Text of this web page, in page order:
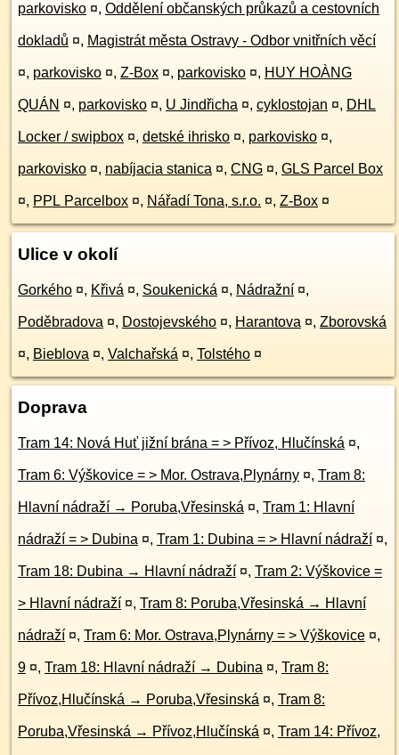
parkovisko ¤, Oddělení občanských průkazů a cestovních
dokladů ¤, Magistrát města Ostravy - Odbor vnitřních věcí
¤, parkovisko ¤, Z-Box ¤, parkovisko ¤, HUY HOÀNG
QUÁN ¤, parkovisko ¤, U Jindřicha ¤, cyklostojan ¤, DHL
Locker / swipbox ¤, detské ihrisko ¤, parkovisko ¤,
parkovisko ¤, nabíjacia stanica ¤, CNG ¤, GLS Parcel Box
¤, PPL Parcelbox ¤, Nářadí Tona, s.r.o. ¤, Z-Box ¤
Ulice v okolí
Gorkého ¤, Křivá ¤, Soukenická ¤, Nádražní ¤,
Poděbradova ¤, Dostojevského ¤, Harantova ¤, Zborovská
¤, Bieblova ¤, Valchařská ¤, Tolstého ¤
Doprava
Tram 14: Nová Huť jižní brána = > Přívoz, Hlučínská ¤,
Tram 6: Výškovice = > Mor. Ostrava,Plynárny ¤, Tram 8:
Hlavní nádraží → Poruba,Vřesinská ¤, Tram 1: Hlavní
nádraží = > Dubina ¤, Tram 1: Dubina = > Hlavní nádraží ¤,
Tram 18: Dubina → Hlavní nádraží ¤, Tram 2: Výškovice =
> Hlavní nádraží ¤, Tram 8: Poruba,Vřesinská → Hlavní
nádraží ¤, Tram 6: Mor. Ostrava,Plynárny = > Výškovice ¤,
9 ¤, Tram 18: Hlavní nádraží → Dubina ¤, Tram 8:
Přívoz,Hlučínská → Poruba,Vřesinská ¤, Tram 8:
Poruba,Vřesinská → Přívoz,Hlučínská ¤, Tram 14: Přívoz,